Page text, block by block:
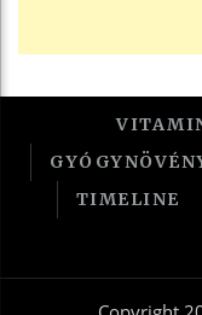
TIMELINE